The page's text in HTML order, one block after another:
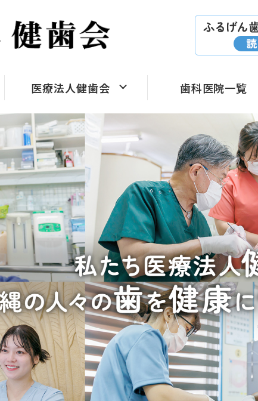
医療法人健歯会 歯科医院一覧